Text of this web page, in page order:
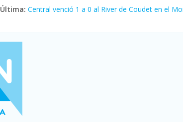
Última: Central venció 1 a 0 al River de Coudet en el
Vacaciones de invierno con más movimiento
Fuerte caída de la venta de autos usados en